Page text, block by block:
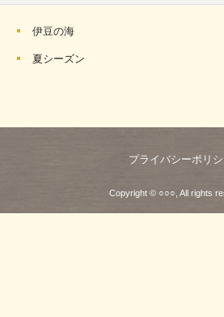
伊豆の海
夏シーズン
プライバシーポリ
Copyright © ○○○, All rights